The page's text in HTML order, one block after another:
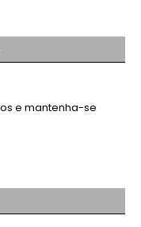
e mantenha-se